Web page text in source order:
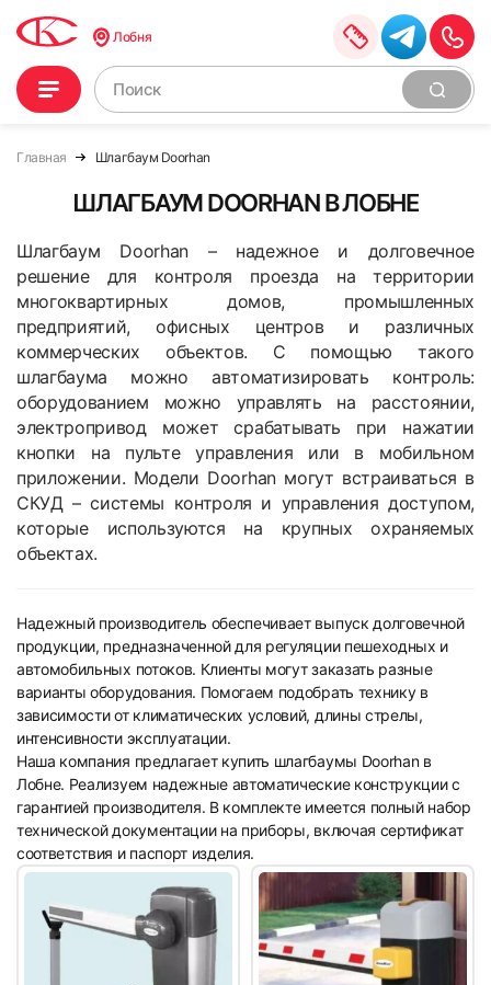
Лобня
Главная Шлагбаум Doorhan
ШЛАГБАУМ DOORHAN В ЛОБНЕ
Шлагбаум Doorhan – надежное и долговечное
решение для контроля проезда на территории
многоквартирных домов, промышленных
предприятий, офисных центров и различных
коммерческих объектов. С помощью такого
шлагбаума можно автоматизировать контроль:
оборудованием можно управлять на расстоянии,
электропривод может срабатывать при нажатии
кнопки на пульте управления или в мобильном
приложении. Модели Doorhan могут встраиваться в
СКУД – системы контроля и управления доступом,
которые используются на крупных охраняемых
объектах.
Надежный производитель обеспечивает выпуск долговечной
продукции, предназначенной для регуляции пешеходных и
автомобильных потоков. Клиенты могут заказать разные
варианты оборудования. Помогаем подобрать технику в
зависимости от климатических условий, длины стрелы,
интенсивности эксплуатации.
Наша компания предлагает купить шлагбаумы Doorhan в
Лобне. Реализуем надежные автоматические конструкции с
гарантией производителя. В комплекте имеется полный набор
технической документации на приборы, включая сертификат
соответствия и паспорт изделия.